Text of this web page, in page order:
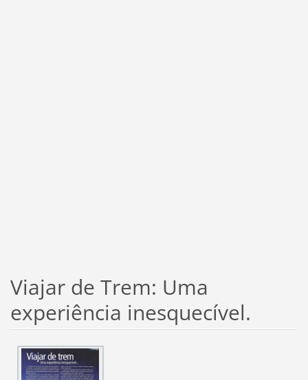
Viajar de Trem: Uma
experiência inesquecível.